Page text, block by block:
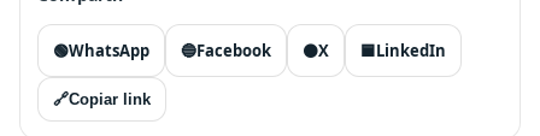
🟢WhatsApp 🔵Facebook ⚫X 🟦LinkedIn
🔗Copiar link